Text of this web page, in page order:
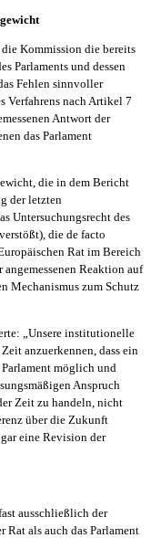
Kommission die bereits
Parlaments und dessen
Fehlen sinnvoller
Verfahrens nach Artikel 7
Antwort der
das Parlament
die in dem Bericht
der letzten
Untersuchungsrecht des
die de facto
Rat im Bereich
Reaktion auf
Mechanismus zum Schutz
„Unsere institutionelle
anzuerkennen, dass ein
möglich und
Anspruch
Zeit zu handeln, nicht
über die Zukunft
eine Revision der
ausschließlich der
als auch das Parlament